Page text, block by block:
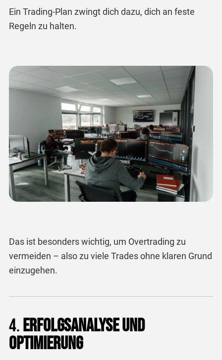
Ein Trading-Plan zwingt dich dazu, dich an feste
Regeln zu halten.
Das ist besonders wichtig, um Overtrading zu
vermeiden – also zu viele Trades ohne klaren Grund
einzugehen.
4.Erfolgsanalyse und
Optimierung